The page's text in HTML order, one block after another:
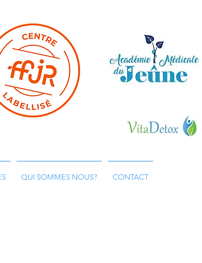
En cours d'agrément
QUI SOMMES NOUS? CONTACT